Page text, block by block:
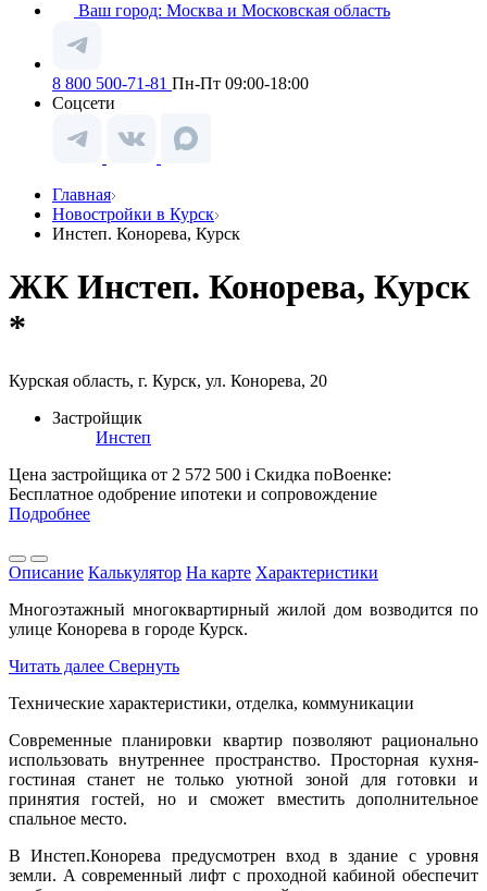
Ваш город: Москва и Московская область
8 800 500-71-81 Пн-Пт 09:00-18:00
Соцсети
Главная
Новостройки в Курск
Инстеп. Конорева, Курск
ЖК Инстеп. Конорева, Курск
*
Курская область, г. Курск, ул. Конорева, 20
Застройщик
Инстеп
Цена застройщика от 2 572 500 i Скидка поВоенке:
Бесплатное одобрение ипотеки и сопровождение
Подробнее
Описание Калькулятор На карте Характеристики
Многоэтажный многоквартирный жилой дом возводится по
улице Конорева в городе Курск.
Читать далее Свернуть
Технические характеристики, отделка, коммуникации
Современные планировки квартир позволяют рационально
использовать внутреннее пространство. Просторная кухня-
гостиная станет не только уютной зоной для готовки и
принятия гостей, но и сможет вместить дополнительное
спальное место.
В Инстеп.Конорева предусмотрен вход в здание с уровня
земли. А современный лифт с проходной кабиной обеспечит